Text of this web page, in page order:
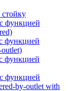
функцией
функцией
функцией
функцией
by-outlet with